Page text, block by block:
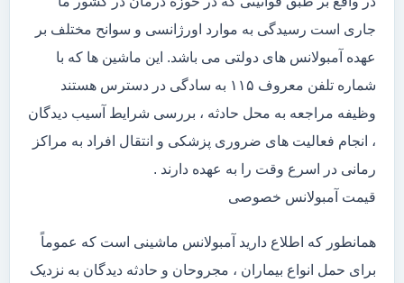
جاری است رسیدگی به موارد اورژانسی و سوانح مختلف بر
عهده آمبولانس های دولتی می باشد. این ماشین ها که با
شماره تلفن معروف ۱۱۵ به سادگی در دسترس هستند
وظیفه مراجعه به محل حادثه ، بررسی شرایط آسیب دیدگان
، انجام فعالیت های ضروری پزشکی و انتقال افراد به مراکز
رمانی در اسرع وقت را به عهده دارند .
قیمت آمبولانس خصوصی
همانطور که اطلاع دارید آمبولانس ماشینی است که عموماً
برای حمل انواع بیماران ، مجروحان و حادثه دیدگان به نزدیک